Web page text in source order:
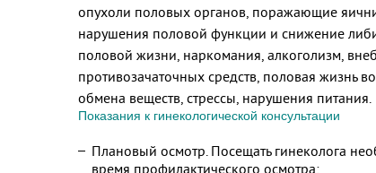
опухоли половых органов, поражающие
нарушения половой функции и снижение
половой жизни, наркомания, алкоголизм,
противозачаточных средств, половая жизнь
обмена веществ, стрессы, нарушения питания.
Показания к гинекологической консультации
Плановый осмотр. Посещать гинеколога
время профилактического осмотра;